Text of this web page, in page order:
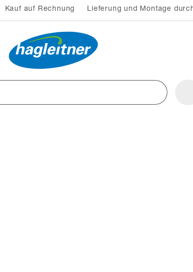
Kauf auf Rechnung Lieferung und Montage